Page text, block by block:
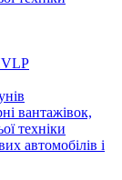
вантажівок,
техніки
автомобілів і